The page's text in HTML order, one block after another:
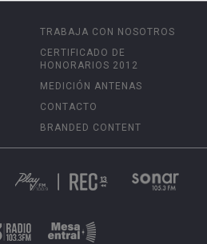
TRABAJA CON NOSOTROS
CERTIFICADO DE
HONORARIOS 2012
MEDICIÓN ANTENAS
CONTACTO
BRANDED CONTENT